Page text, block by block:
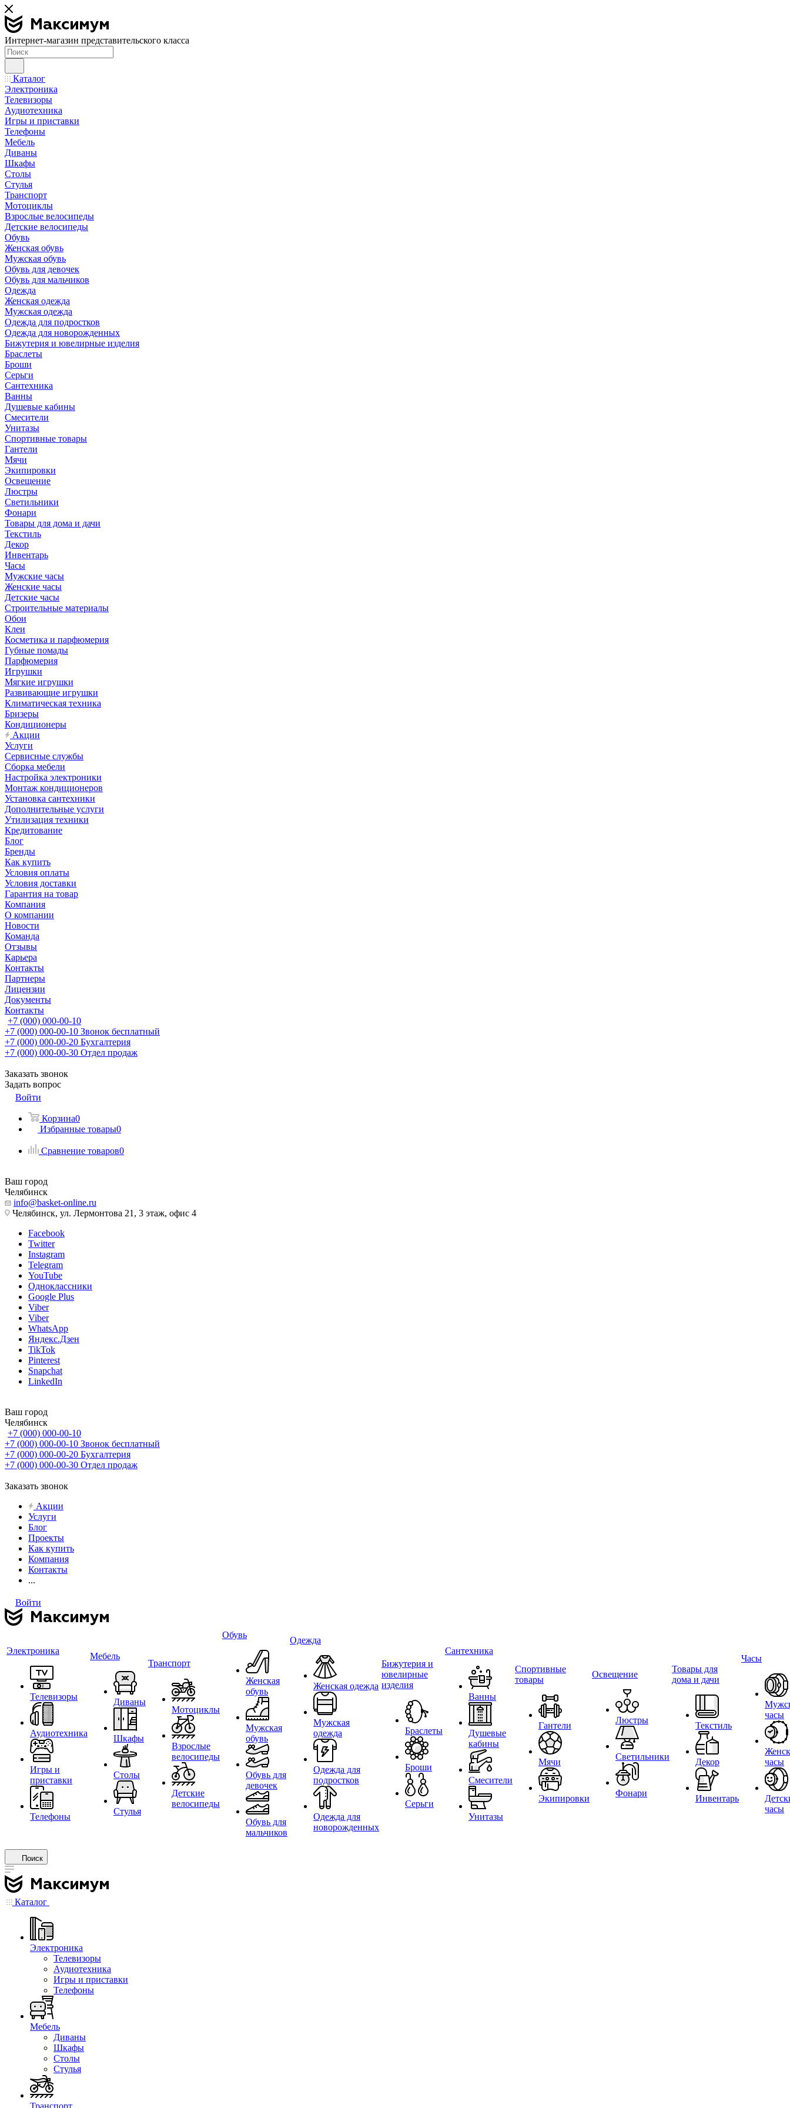
Интернет-магазин представительского класса
Каталог
Электроника
Телевизоры
Аудиотехника
Игры и приставки
Телефоны
Мебель
Диваны
Шкафы
Столы
Стулья
Транспорт
Мотоциклы
Взрослые велосипеды
Детские велосипеды
Обувь
Женская обувь
Мужская обувь
Обувь для девочек
Обувь для мальчиков
Одежда
Женская одежда
Мужская одежда
Одежда для подростков
Одежда для новорожденных
Бижутерия и ювелирные изделия
Браслеты
Броши
Серьги
Сантехника
Ванны
Душевые кабины
Смесители
Унитазы
Спортивные товары
Гантели
Мячи
Экипировки
Освещение
Люстры
Светильники
Фонари
Товары для дома и дачи
Текстиль
Декор
Инвентарь
Часы
Мужские часы
Женские часы
Детские часы
Строительные материалы
Обои
Клеи
Косметика и парфюмерия
Губные помады
Парфюмерия
Игрушки
Мягкие игрушки
Развивающие игрушки
Климатическая техника
Бризеры
Кондиционеры
Акции
Услуги
Сервисные службы
Сборка мебели
Настройка электроники
Монтаж кондиционеров
Установка сантехники
Дополнительные услуги
Утилизация техники
Кредитование
Блог
Бренды
Как купить
Условия оплаты
Условия доставки
Гарантия на товар
Компания
О компании
Новости
Команда
Отзывы
Карьера
Контакты
Партнеры
Лицензии
Документы
Контакты
+7 (000) 000-00-10
+7 (000) 000-00-10 Звонок бесплатный
+7 (000) 000-00-20 Бухгалтерия
+7 (000) 000-00-30 Отдел продаж
Заказать звонок
Задать вопрос
Войти
Корзина0
Избранные товары0
Сравнение товаров0
Ваш город
Челябинск
info@basket-online.ru
Челябинск, ул. Лермонтова 21, 3 этаж, офис 4
Facebook
Twitter
Instagram
Telegram
YouTube
Одноклассники
Google Plus
Viber
Viber
WhatsApp
Яндекс.Дзен
TikTok
Pinterest
Snapchat
LinkedIn
Ваш город
Челябинск
+7 (000) 000-00-10
+7 (000) 000-00-10 Звонок бесплатный
+7 (000) 000-00-20 Бухгалтерия
+7 (000) 000-00-30 Отдел продаж
Заказать звонок
Акции
Услуги
Блог
Проекты
Как купить
Компания
Контакты
...
Войти
Электроника
Телевизоры
Аудиотехника
Игры и
приставки
Телефоны
Мебель
Диваны
Шкафы
Столы
Стулья
Транспорт
Мотоциклы
Взрослые
велосипеды
Детские
велосипеды
Обувь
Женская
обувь
Мужская
обувь
Обувь для
девочек
Обувь для
мальчиков
Одежда
Женская одежда
Мужская
одежда
Одежда для
подростков
Одежда для
новорожденных
Бижутерия и
ювелирные
изделия
Браслеты
Броши
Серьги
Сантехника
Ванны
Душевые
кабины
Смесители
Унитазы
Спортивные
товары
Гантели
Мячи
Экипировки
Освещение
Люстры
Светильники
Фонари
Товары для
дома и дачи
Текстиль
Декор
Инвентарь
Часы
часы
часы
часы
Поиск
Каталог
Электроника
Телевизоры
Аудиотехника
Игры и приставки
Телефоны
Мебель
Диваны
Шкафы
Столы
Стулья
Транспорт